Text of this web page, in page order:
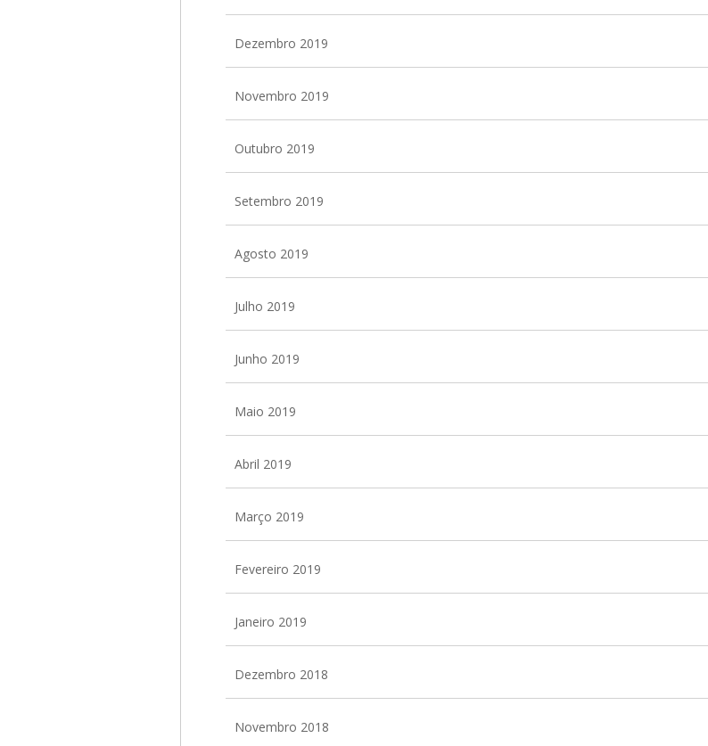
Dezembro 2019
Novembro 2019
Outubro 2019
Setembro 2019
Agosto 2019
Julho 2019
Junho 2019
Maio 2019
Abril 2019
Março 2019
Fevereiro 2019
Janeiro 2019
Dezembro 2018
Novembro 2018